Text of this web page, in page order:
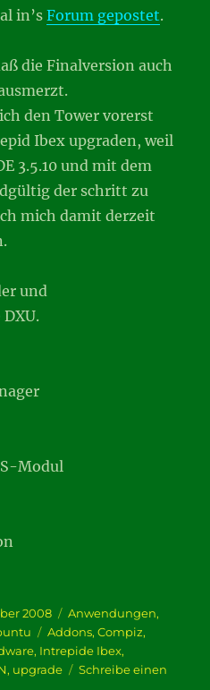
in’sForum gepostet.
die Finalversion auch
den Tower vorerst
Ibex upgraden, weil
3.5.10 und mit dem
der schritt zu
mich damit derzeit
und
Modul
2008 Kategorien
Anwendungen,
Schlagwörter
Addons,Compiz,
, Intrepide Ibex,
, upgrade
Schreibe einen